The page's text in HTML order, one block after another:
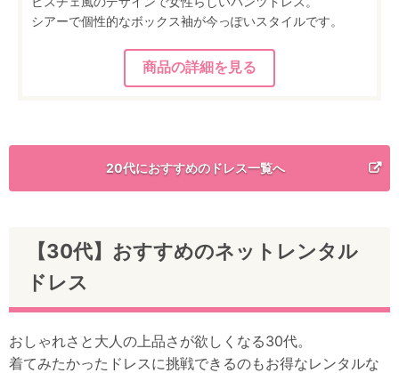
シアーで個性的なボックス袖が今っぽいスタイルです。
20代におすすめのドレス一覧へ
【30代】おすすめのネットレンタル
ドレス
おしゃれさと大人の上品さが欲しくなる30代。
着てみたかったドレスに挑戦できるのもお得なレンタルな